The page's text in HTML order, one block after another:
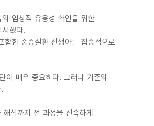
임상적 유용성 확인을 위한
했다.
한 중증질환 신생아를 집중적으로
이 매우 중요하다. 그러나 기존의
석까지 전 과정을 신속하게